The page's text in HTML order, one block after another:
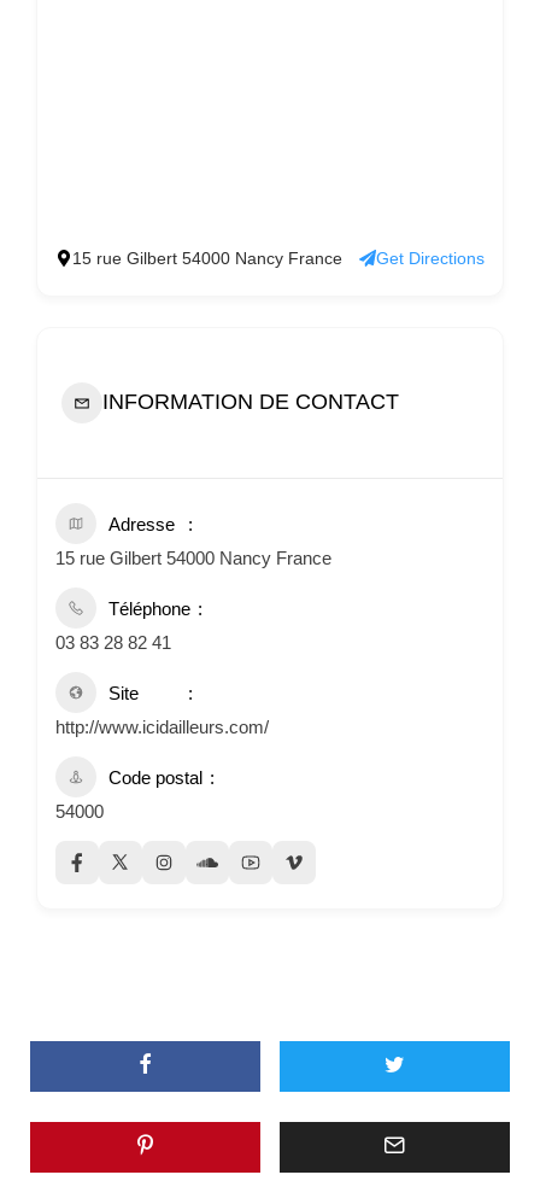
15 rue Gilbert 54000 Nancy France Get Directions
INFORMATION DE CONTACT
Adresse
15 rue Gilbert 54000 Nancy France
Téléphone
03 83 28 82 41
Site
http://www.icidailleurs.com/
Code postal
54000